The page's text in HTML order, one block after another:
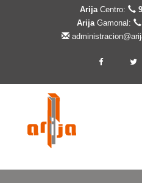
ArijaCentro:
ArijaGamonal: